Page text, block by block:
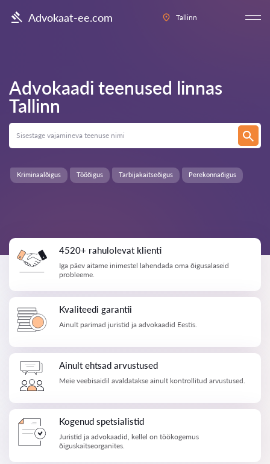
Advokaat-ee.com Tallinn
Advokaadi teenused linnas
Tallinn
Perekonnaõigus
Kriminaalõigus Tööõigus Tarbijakaitseõigus
4520+ rahulolevat klienti
Iga päev aitame inimestel lahendada oma õigusalaseid
probleeme.
Kvaliteedi garantii
Ainult parimad juristid ja advokaadid Eestis.
Ainult ehtsad arvustused
Meie veebisaidil avaldatakse ainult kontrollitud arvustused.
Kogenud spetsialistid
Juristid ja advokaadid, kellel on töökogemus
õiguskaitseorganites.